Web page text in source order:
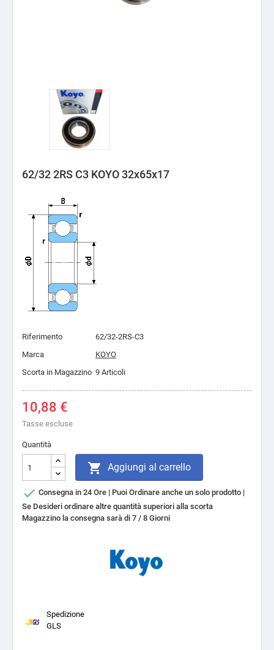
62/32 2RS C3 KOYO 32x65x17
Riferimento
62/32-2RS-C3
Marca
KOYO
Scorta in Magazzino 9 Articoli
10,88 €
Tasse escluse
Quantità
 Aggiungi al carrello
 Consegna in 24 Ore | Puoi Ordinare anche un solo prodotto |
Se Desideri ordinare altre quantità superiori alla scorta
Magazzino la consegna sarà di 7 / 8 Giorni
Spedizione
GLS